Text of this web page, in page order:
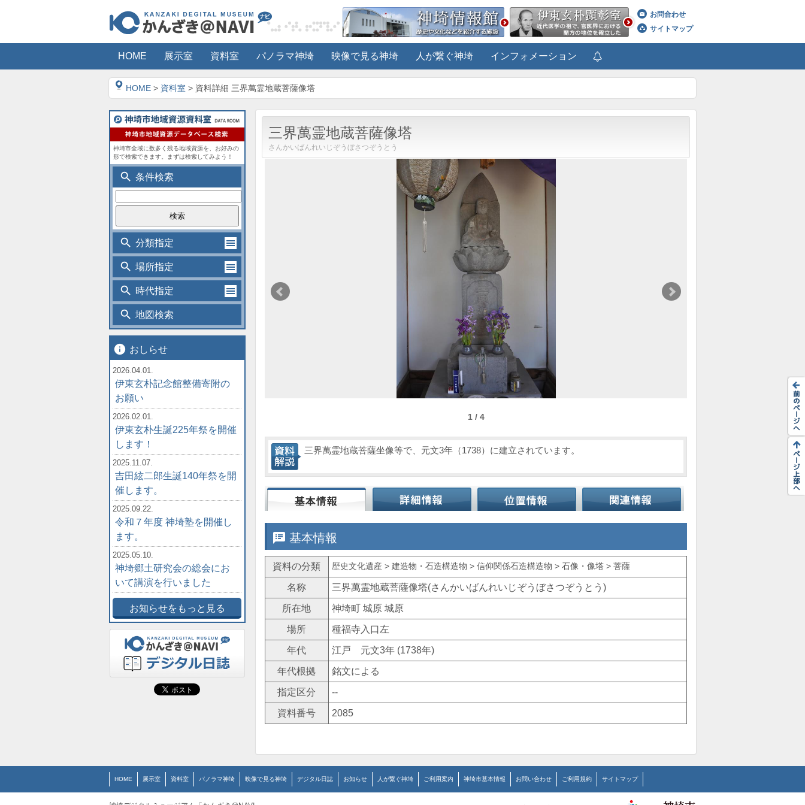
お問合わせ
サイトマップ
HOME 展示室 資料室 パノラマ神埼 映像で見る神埼 人が繋ぐ神埼 インフォメーション
HOME > 資料室 > 資料詳細 三界萬霊地蔵菩薩像塔
三界萬霊地蔵菩薩像塔
さんかいばんれいじぞうぼさつぞうとう
1 / 4
三界萬霊地蔵菩薩坐像等で、元文3年（1738）に建立されています。
speaker_notes 基本情報
資料の分類 歴史文化遺産 > 建造物・石造構造物 > 信仰関係石造構造物 > 石像・像塔 > 菩薩
名称 三界萬霊地蔵菩薩像塔(さんかいばんれいじぞうぼさつぞうとう)
所在地 神埼町 城原 城原
場所 種福寺入口左
年代 江戸 元文3年 (1738年)
年代根拠 銘文による
指定区分 --
資料番号 2085
神埼市全域に数多く残る地域資源を、お好みの
形で検索できます。まずは検索してみよう！
search 条件検索
search 分類指定
search 場所指定
search 時代指定
search 地図検索
info おしらせ
2026.04.01.
伊東玄朴記念館整備寄附の
お願い
2026.02.01.
伊東玄朴生誕225年祭を開催
します！
2025.11.07.
吉田絃二郎生誕140年祭を開
催します。
2025.09.22.
令和７年度 神埼塾を開催し
ます。
2025.05.10.
神埼郷土研究会の総会にお
いて講演を行いました
お知らせをもっと見る
HOME 展示室 資料室 パノラマ神埼 映像で見る神埼 デジタル日誌 お知らせ 人が繋ぐ神埼 ご利用案内 神埼市基本情報 お問い合わせ ご利用規約 サイトマップ